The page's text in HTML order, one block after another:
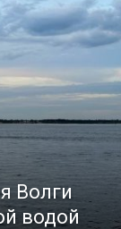
Волги
водой